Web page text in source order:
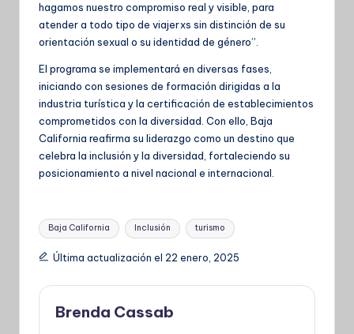
hagamos nuestro compromiso real y visible, para
atender a todo tipo de viajerxs sin distinción de su
orientación sexual o su identidad de género”.
El programa se implementará en diversas fases,
iniciando con sesiones de formación dirigidas a la
industria turística y la certificación de establecimientos
comprometidos con la diversidad. Con ello, Baja
California reafirma su liderazgo como un destino que
celebra la inclusión y la diversidad, fortaleciendo su
posicionamiento a nivel nacional e internacional.
Etiquetas:
Baja California Inclusión turismo
Última actualización el 22 enero, 2025
Brenda Cassab